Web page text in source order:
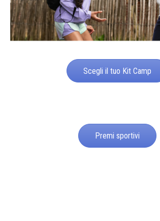
Scegli il tuo Kit Camp
Premi sportivi